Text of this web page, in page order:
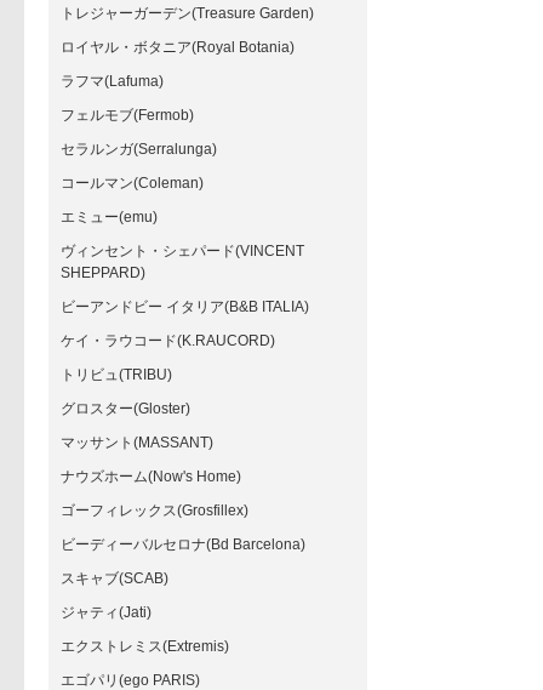
トレジャーガーデン(Treasure Garden)
ロイヤル・ボタニア(Royal Botania)
ラフマ(Lafuma)
フェルモブ(Fermob)
セラルンガ(Serralunga)
コールマン(Coleman)
エミュー(emu)
ヴィンセント・シェパード(VINCENT
SHEPPARD)
ビーアンドビー イタリア(B&B ITALIA)
ケイ・ラウコード(K.RAUCORD)
トリビュ(TRIBU)
グロスター(Gloster)
マッサント(MASSANT)
ナウズホーム(Now's Home)
ゴーフィレックス(Grosfillex)
ビーディーバルセロナ(Bd Barcelona)
スキャブ(SCAB)
ジャティ(Jati)
エクストレミス(Extremis)
エゴパリ(ego PARIS)